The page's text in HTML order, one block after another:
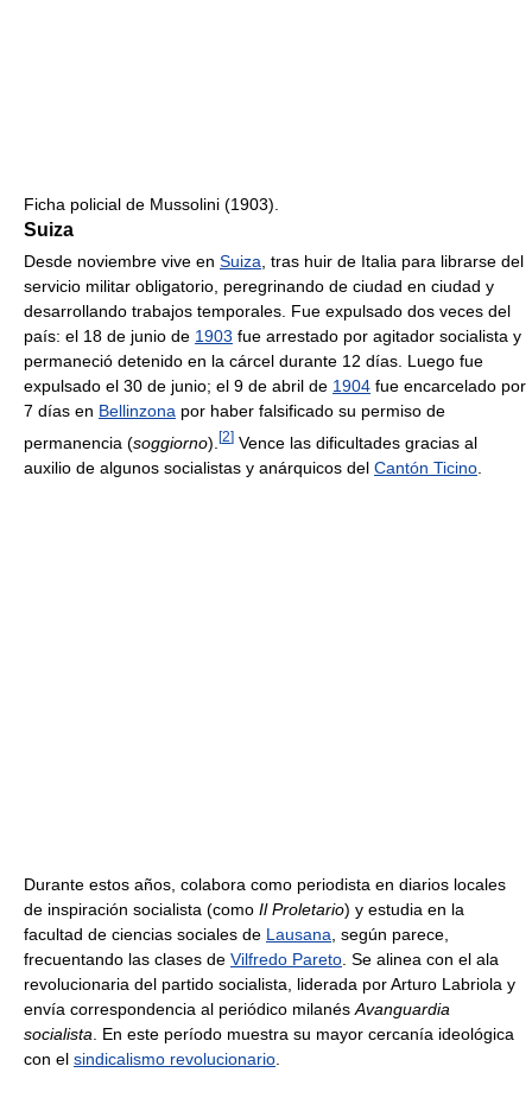
Ficha policial de Mussolini (1903).
Suiza
Desde noviembre vive en Suiza , tras huir de Italia para librarse del
servicio militar obligatorio, peregrinando de ciudad en ciudad y
desarrollando trabajos temporales. Fue expulsado dos veces del
país: el 18 de junio de 1903 fue arrestado por agitador socialista y
permaneció detenido en la cárcel durante 12 días. Luego fue
expulsado el 30 de junio; el 9 de abril de 1904 fue encarcelado por
7 días en Bellinzona por haber falsificado su permiso de
permanencia (soggiorno). [2] Vence las dificultades gracias al
auxilio de algunos socialistas y anárquicos del Cantón Ticino
Durante estos años, colabora como periodista en diarios locales
de inspiración socialista (como Il Proletario) y estudia en la
facultad de ciencias sociales de Lausana , según parece,
frecuentando las clases de Vilfredo Pareto . Se alinea con el ala
revolucionaria del partido socialista, liderada por Arturo Labriola y
envía correspondencia al periódico milanés Avanguardia
socialista . En este período muestra su mayor cercanía ideológica
con el sindicalismo revolucionario